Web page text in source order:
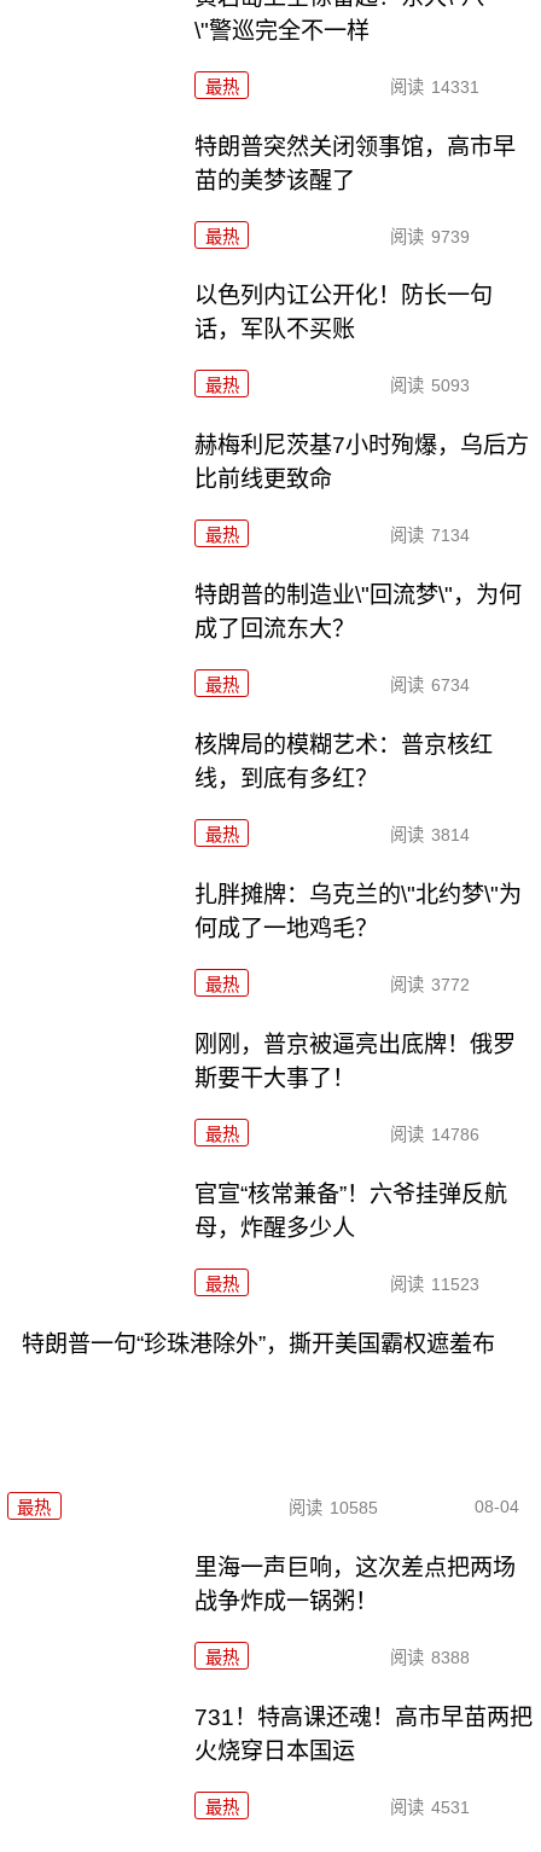
\"警巡完全不一样
最热 阅读 14331
特朗普突然关闭领事馆，高市早
苗的美梦该醒了
最热 阅读 9739
以色列内讧公开化！防长一句
话，军队不买账
最热 阅读 5093
赫梅利尼茨基7小时殉爆，乌后方
比前线更致命
最热 阅读 7134
特朗普的制造业\"回流梦\"，为何
成了回流东大？
最热 阅读 6734
核牌局的模糊艺术：普京核红
线，到底有多红？
最热 阅读 3814
扎胖摊牌：乌克兰的\"北约梦\"为
何成了一地鸡毛？
最热 阅读 3772
刚刚，普京被逼亮出底牌！俄罗
斯要干大事了！
最热 阅读 14786
官宣“核常兼备”！六爷挂弹反航
母，炸醒多少人
最热 阅读 11523
特朗普一句“珍珠港除外”，撕开美国霸权遮羞布
最热 阅读 10585 08-04
里海一声巨响，这次差点把两场
战争炸成一锅粥！
最热 阅读 8388
731！特高课还魂！高市早苗两把
火烧穿日本国运
最热 阅读 4531